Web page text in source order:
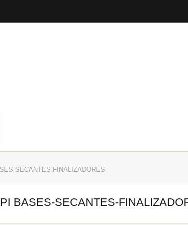
SECANTES-FINALIZADORES
BASES-SECANTES-